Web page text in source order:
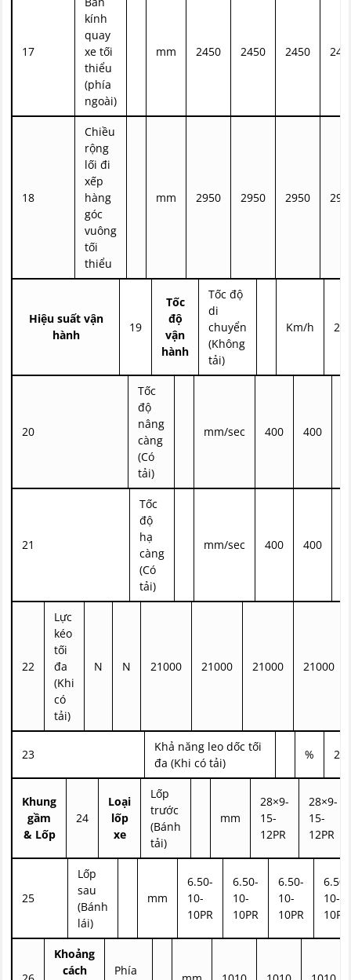
17
kính
quay
xe tối
thiểu
(phía
ngoài)
mm 2450 2450 2450
18
Chiều
rộng
lối đi
xếp
hàng
góc
vuông
tối
thiểu
mm 2950 2950 2950
Hiệu suất vận
hành
19
Tốc
độ
vận
hành
Tốc độ
di
chuyển
(Không
tải)
Km/h 20
20
Tốc
độ
nâng
càng
(Có
tải)
mm/sec 400 400
21
Tốc
độ
hạ
càng
(Có
tải)
mm/sec 400 400
22
Lực
kéo
tối
đa
(Khi
có
tải)
N N 21000 21000 21000 21000
23
Khả năng leo dốc tối
đa (Khi có tải)
% 20
Khung
gầm
& Lốp
24
Loại
lốp
xe
Lốp
trước
(Bánh
tải)
mm
28×9-
15-
12PR
28×9-
15-
12PR
25
Lốp
sau
(Bánh
lái)
mm
6.50-
10-
10PR
6.50-
10-
10PR
6.50-
10-
10PR
6.50-
10-
10PR
Khoảng
cách
Phía